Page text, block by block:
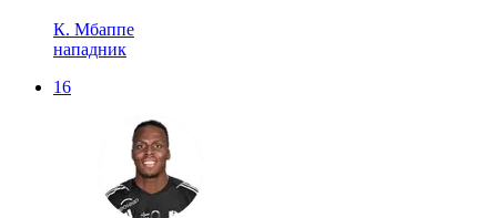
К. Мбаппе
нападник
16